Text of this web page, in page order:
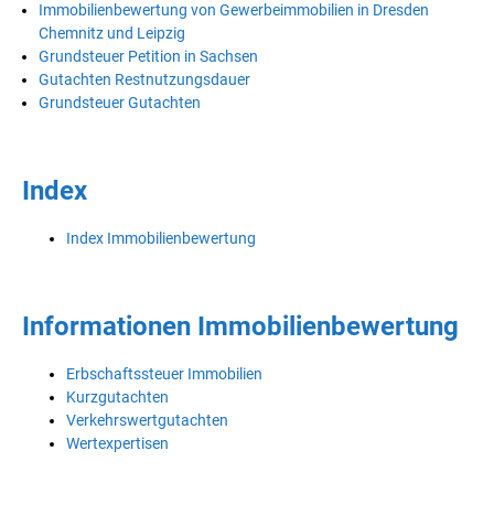
Immobilienbewertung von Gewerbeimmobilien in Dresden
Chemnitz und Leipzig
Grundsteuer Petition in Sachsen
Gutachten Restnutzungsdauer
Grundsteuer Gutachten
Index
Index Immobilienbewertung
Informationen Immobilienbewertung
Erbschaftssteuer Immobilien
Kurzgutachten
Verkehrswertgutachten
Wertexpertisen